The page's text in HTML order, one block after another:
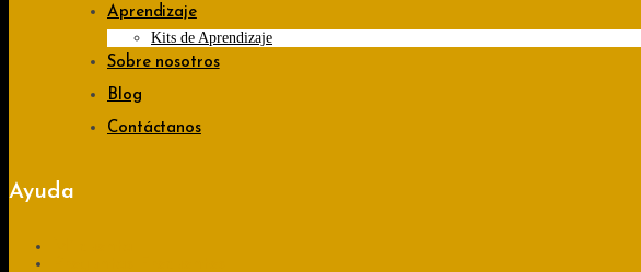
Aprendizaje
Kits de Aprendizaje
Sobre nosotros
Blog
Contáctanos
Ayuda